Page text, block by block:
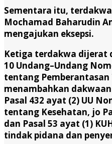
Sementara itu,
Mochamad Baharudin
mengajukan eksepsi.
Ketiga terdakwa dijerat
10 Undang–Undang
tentang Pemberantasan
menambahkan
Pasal 432 ayat (2) UU
tentang Kesehatan, jo
dan Pasal 53 ayat (1)
tindak pidana dan